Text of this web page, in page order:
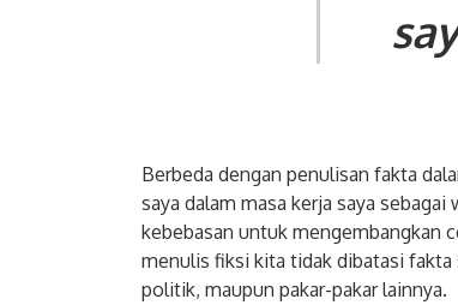
Berbeda dengan penulisan fakta
saya dalam masa kerja saya
kebebasan untuk mengembangkan
menulis fiksi kita tidak dibatasi fakta
politik, maupun pakar-pakar lainnya.